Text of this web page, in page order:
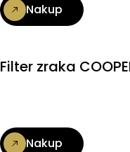
Nakup
Filter zraka
Nakup